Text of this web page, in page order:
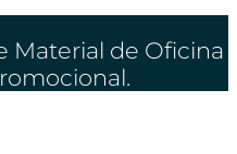
Material de Oficina